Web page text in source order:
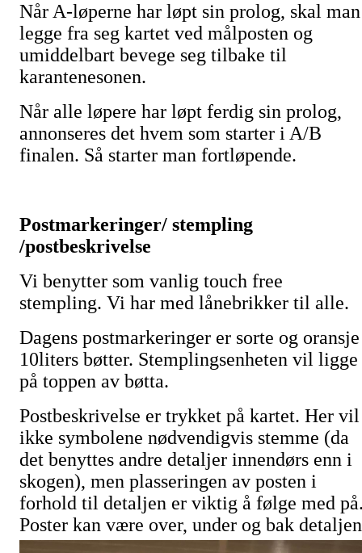
Når A-løperne har løpt sin prolog, skal man
legge fra seg kartet ved målposten og
umiddelbart bevege seg tilbake til
karantenesonen.
Når alle løpere har løpt ferdig sin prolog,
annonseres det hvem som starter i A/B
finalen. Så starter man fortløpende.
Postmarkeringer/ stempling
/postbeskrivelse
Vi benytter som vanlig touch free
stempling. Vi har med lånebrikker til alle.
Dagens postmarkeringer er sorte og oransje
10liters bøtter. Stemplingsenheten vil ligge
på toppen av bøtta.
Postbeskrivelse er trykket på kartet. Her vil
ikke symbolene nødvendigvis stemme (da
det benyttes andre detaljer innendørs enn i
skogen), men plasseringen av posten i
forhold til detaljen er viktig å følge med
Poster kan være over, under og bak